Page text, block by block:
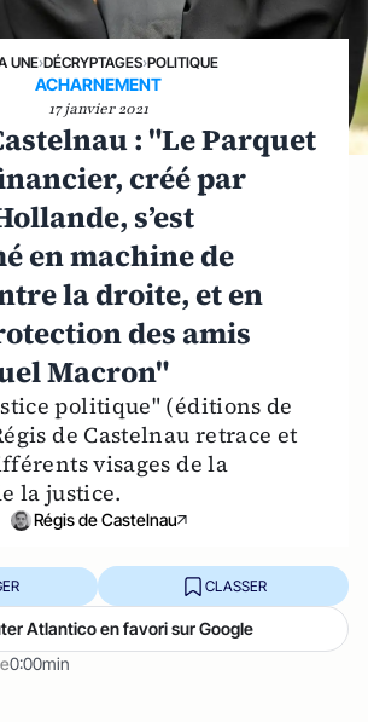
UNE›DÉCRYPTAGES›POLITIQUE
ACHARNEMENT
17 janvier 2021
: "Le Parquet
créé par
s’est
en machine de
la droite, et en
des amis
Macron"
politique" (éditions de
de Castelnau retrace et
visages de la
la justice.
Régis de Castelnau
0:00min
CLASSER
Atlantico en favori sur Google